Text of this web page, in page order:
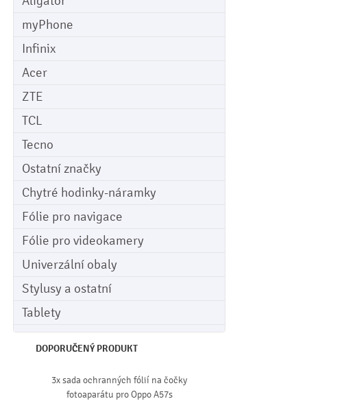
myPhone
Infinix
Acer
ZTE
TCL
Tecno
Ostatní značky
Chytré hodinky-náramky
Fólie pro navigace
Fólie pro videokamery
Univerzální obaly
Stylusy a ostatní
Tablety
DOPORUČENÝ PRODUKT
3x sada ochranných fólií na čočky
fotoaparátu pro Oppo A57s